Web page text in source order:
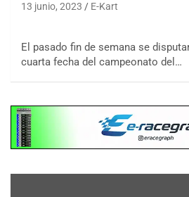
13 junio, 2023 E-Kart
El pasado fin de semana se
cuarta fecha del campeonato del…